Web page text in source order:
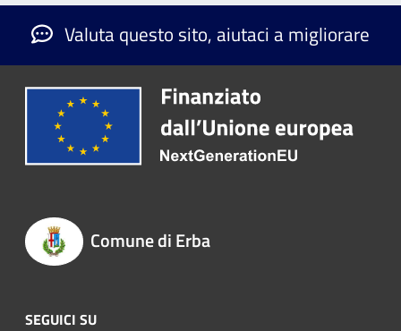
Valuta questo sito, aiutaci a migliorare
Comune di Erba
SEGUICI SU